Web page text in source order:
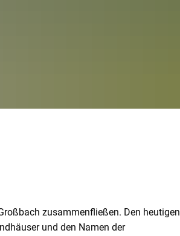
zusammenfließen. Den heutigen
und den Namen der